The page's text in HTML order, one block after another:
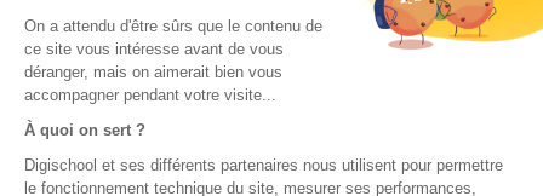
Nos applications
Application Android Éducation
Application iOS Éducation
Nos chaînes youtube
Chaîne Youtube Collège
digiSchool Orientation
Orientation Nos applications